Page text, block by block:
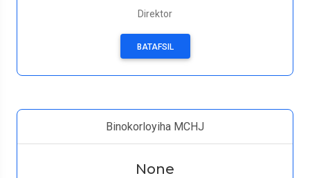
Direktor
BATAFSIL
Binokorloyiha MCHJ
None